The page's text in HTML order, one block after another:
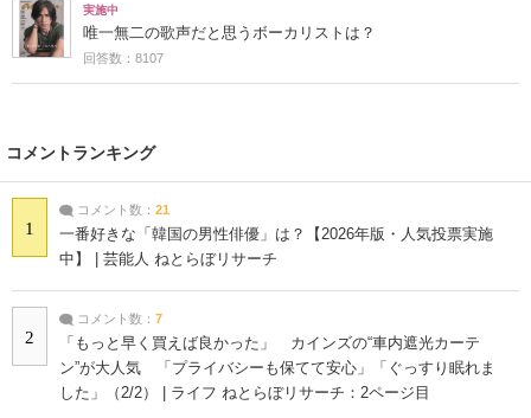
実施中
唯一無二の歌声だと思うボーカリストは？
回答数：8107
コメントランキング
1
コメント数： 21
一番好きな「韓国の男性俳優」は？【2026年版・人気投票実施
中】 | 芸能人 ねとらぼリサーチ
2
コメント数： 7
「もっと早く買えば良かった」 カインズの“車内遮光カーテ
ン”が大人気 「プライバシーも保てて安心」「ぐっすり眠れま
した」（2/2） | ライフ ねとらぼリサーチ：2ページ目